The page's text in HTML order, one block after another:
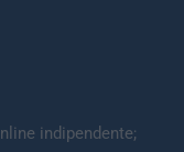
indipendente;